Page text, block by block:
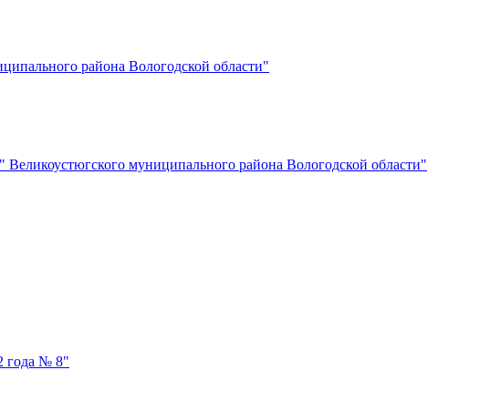
района Вологодской области"
муниципального района Вологодской области"
года № 8"